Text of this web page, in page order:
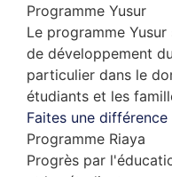
Programme Yusur
Le programme
de développement
particulier dans le
étudiants et les
Faites une différence
Programme Riaya
Progrès par